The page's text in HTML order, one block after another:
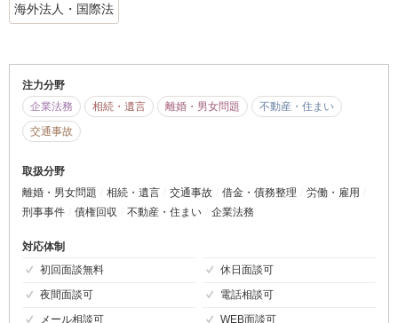
海外法人・国際法
注力分野
企業法務
相続・遺言 離婚・男女問題
不動産・住まい
交通事故
取扱分野
離婚・男女問題
相続・遺言 交通事故 借金・債務整理
労働・雇用
刑事事件
債権回収 不動産・住まい 企業法務
対応体制
初回面談無料
休日面談可
夜間面談可
電話相談可
メール相談可
WEB面談可